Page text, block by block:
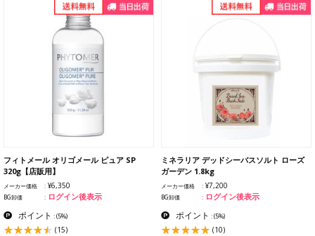
フィトメール オリゴメール ピュア SP
320g【店販用】
メーカー価格 ¥6,350
BG卸価 ログイン後表示
ポイント :(5%)
(15)
ミネラリア デッドシーバスソルト ローズ
ガーデン 1.8kg
メーカー価格 ¥7,200
BG卸価 ログイン後表示
ポイント :(5%)
(10)